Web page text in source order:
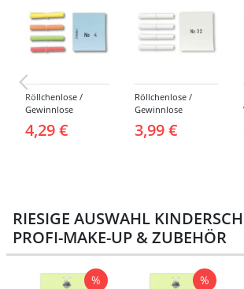
Röllchenlose /
Gewinnlose
Tombola, Treffer,
bunt - Nummern 1-
4,29 €
Röllchenlose /
Gewinnlose
Tombola, Treffer,
weiß - Verschiedene
3,99 €
RIESIGE AUSWAHL
PROFI-MAKE-UP & ZUBEHÖR
% %